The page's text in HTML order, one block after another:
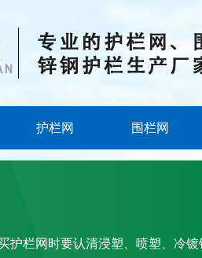
护栏网 围栏网
护栏网时要认清浸塑、喷塑、冷